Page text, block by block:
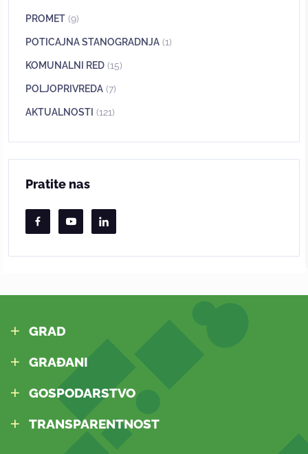
PROMET (9)
POTICAJNA STANOGRADNJA (1)
KOMUNALNI RED (15)
POLJOPRIVREDA (7)
AKTUALNOSTI (121)
Pratite nas
GRAD
GRAĐANI
GOSPODARSTVO
TRANSPARENTNOST